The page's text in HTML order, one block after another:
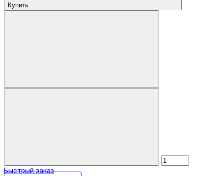
Купить
Быстрый заказ